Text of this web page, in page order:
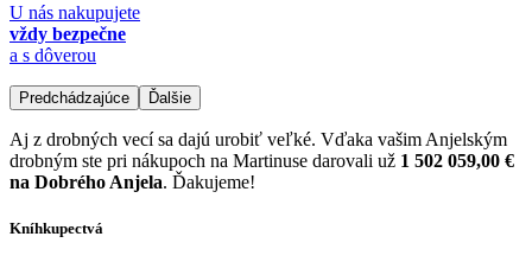
U nás nakupujete
vždy bezpečne
a s dôverou
Predchádzajúce Ďalšie
Aj z drobných vecí sa dajú urobiť veľké. Vďaka vašim Anjelským
drobným ste pri nákupoch na Martinuse darovali už 1 502 059,00 €
na Dobrého Anjela. Ďakujeme!
Kníhkupectvá